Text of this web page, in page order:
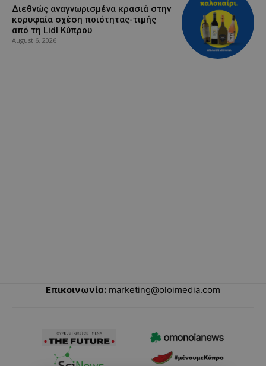
Διεθνώς αναγνωρισμένα κρασιά στην
κορυφαία σχέση ποιότητας-τιμής
από τη Lidl Κύπρου
August 6, 2026
Επικοινωνία: marketing@oloimedia.com